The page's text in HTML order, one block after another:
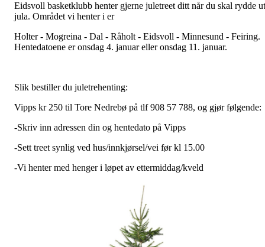
Eidsvoll basketklubb henter gjerne juletreet ditt når du skal rydde ut
jula. Området vi henter i er
Holter - Mogreina - Dal - Råholt - Eidsvoll - Minnesund - Feiring.
Hentedatoene er onsdag 4. januar eller onsdag 11. januar.
Slik bestiller du juletrehenting:
Vipps kr 250 til Tore Nedrebø på tlf 908 57 788, og gjør følgende:
-Skriv inn adressen din og hentedato på Vipps
-Sett treet synlig ved hus/innkjørsel/vei før kl 15.00
-Vi henter med henger i løpet av ettermiddag/kveld